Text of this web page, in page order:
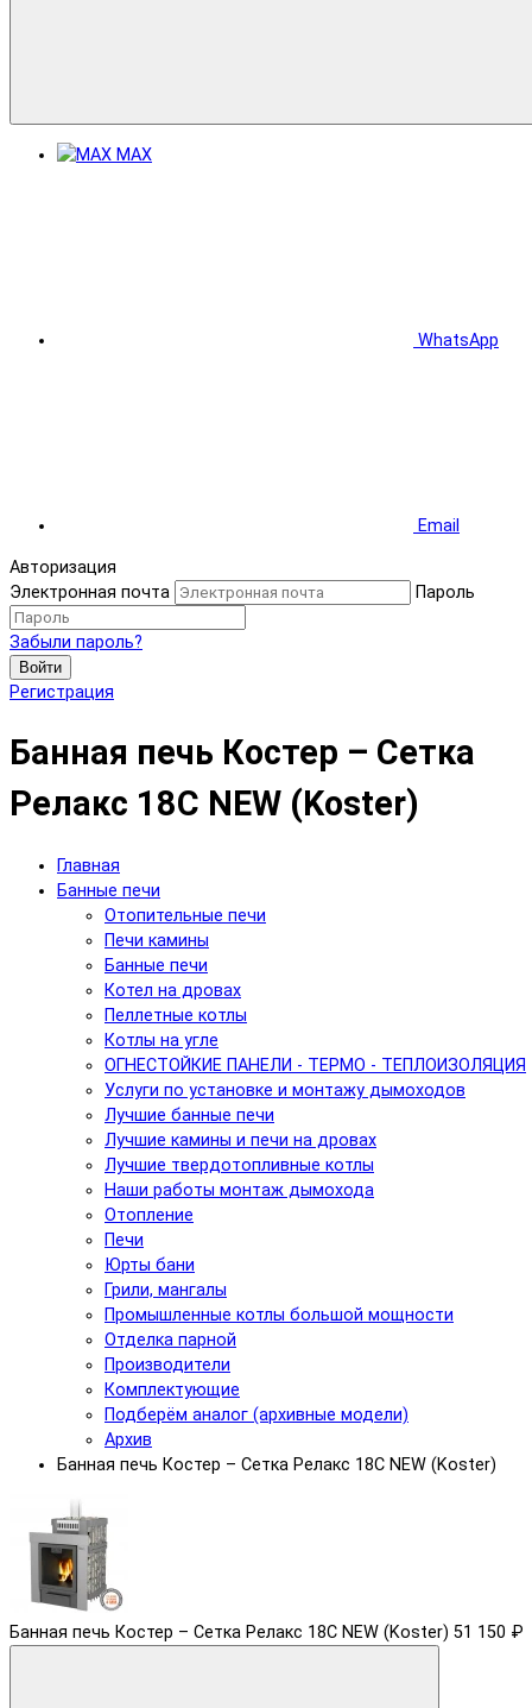
MAX
WhatsApp
Email
Авторизация
Электронная почта
Пароль
Забыли пароль?
Войти
Регистрация
Банная печь Костер – Сетка
Релакс 18С NEW (Koster)
Главная
Банные печи
Отопительные печи
Печи камины
Банные печи
Котел на дровах
Пеллетные котлы
Котлы на угле
ОГНЕСТОЙКИЕ ПАНЕЛИ - ТЕРМО - ТЕПЛОИЗОЛЯЦИЯ
Услуги по установке и монтажу дымоходов
Лучшие банные печи
Лучшие камины и печи на дровах
Лучшие твердотопливные котлы
Наши работы монтаж дымохода
Отопление
Печи
Юрты бани
Грили, мангалы
Промышленные котлы большой мощности
Отделка парной
Производители
Комплектующие
Подберём аналог (архивные модели)
Архив
Банная печь Костер – Сетка Релакс 18С NEW (Koster)
Банная печь Костер – Сетка Релакс 18С NEW (Koster) 51 150 ₽